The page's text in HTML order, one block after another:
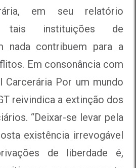
em seu relatório
tais instituições de
nada contribuem para a
Em consonância com
Carcerária Por um mundo
reivindica a extinção dos
“Deixar-se levar pela
existência irrevogável
de liberdade é,